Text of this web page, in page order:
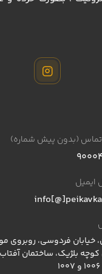
تماس (بدون پیش شماره)
ایمیل
خیابان فردوسی، روبروی
بلژیک، ساختمان